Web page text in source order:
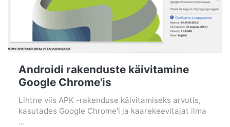
Androidi rakenduste käivitamine
Google Chrome'is
Lihtne viis APK -rakenduse käivitamiseks arvutis,
kasutades Google Chrome'i ja kaarekeevitajat ilma
...